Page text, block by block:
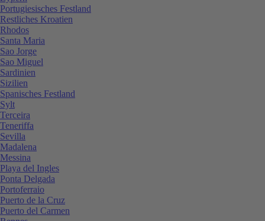
Portugiesisches Festland
Restliches Kroatien
Rhodos
Santa Maria
Sao Jorge
Sao Miguel
Sardinien
Sizilien
Spanisches Festland
Sylt
Terceira
Teneriffa
Sevilla
Madalena
Messina
Playa del Ingles
Ponta Delgada
Portoferraio
Puerto de la Cruz
Puerto del Carmen